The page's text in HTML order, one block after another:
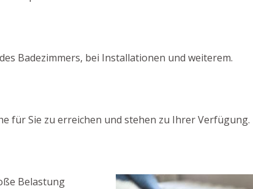
Badezimmers, bei Installationen und weiterem.
für Sie zu erreichen und stehen zu Ihrer Verfügung.
Belastung